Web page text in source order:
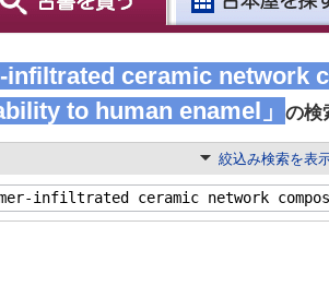
infiltrated ceramic
to human enamel」
の検
絞込み検索を表